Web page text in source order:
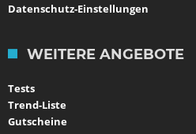
Datenschutz-Einstellungen
WEITERE ANGEBOTE
Tests
Trend-Liste
Gutscheine